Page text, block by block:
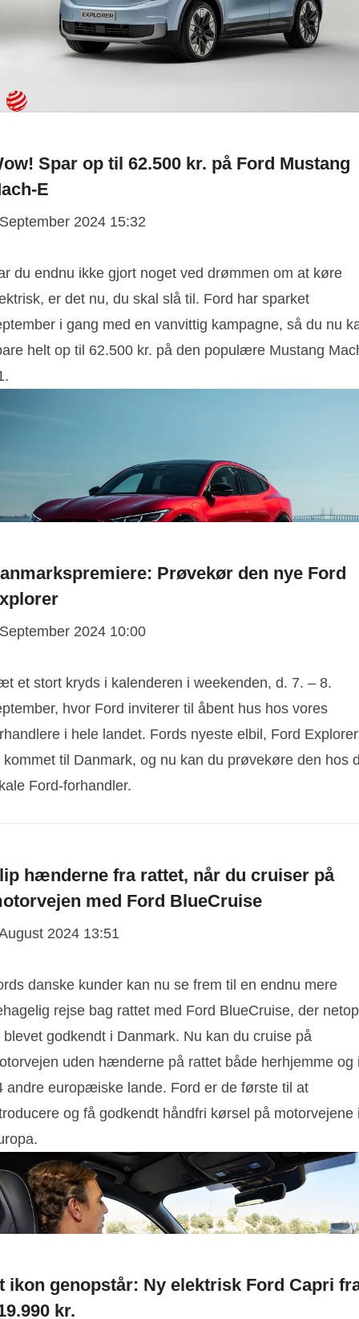
Spar op til 62.500 kr. på Ford Mustang
E
2024 15:32
du endnu ikke gjort noget ved drømmen om at køre
er det nu, du skal slå til. Ford har sparket
i gang med en vanvittig kampagne, så du nu
helt op til 62.500 kr. på den populære Mustang
Prøvekør den nye Ford
2024 10:00
et stort kryds i kalenderen i weekenden, d. 7. – 8.
hvor Ford inviterer til åbent hus hos vores
i hele landet. Fords nyeste elbil, Ford
kommet til Danmark, og nu kan du prøvekøre den hos
Ford-forhandler.
hænderne fra rattet, når du cruiser på
med Ford BlueCruise
2024 13:51
danske kunder kan nu se frem til en endnu mere
rejse bag rattet med Ford BlueCruise, der netop
blevet godkendt i Danmark. Nu kan du cruise på
uden hænderne på rattet både herhjemme og
andre europæiske lande. Ford er de første til at
og få godkendt håndfri kørsel på motorvejene
ikon genopstår: Ny elektrisk Ford Capri
kr.